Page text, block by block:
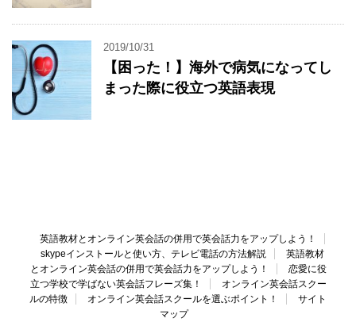
2019/10/31
【困った！】海外で病気になってし
まった際に役立つ英語表現
英語教材とオンライン英会話の併用で英会話力をアップしよう！
skypeインストールと使い方、テレビ電話の方法解説
英語教材
とオンライン英会話の併用で英会話力をアップしよう！
恋愛に役
立つ学校で学ばない英会話フレーズ集！
オンライン英会話スクー
ルの特徴
オンライン英会話スクールを選ぶポイント！
サイト
マップ